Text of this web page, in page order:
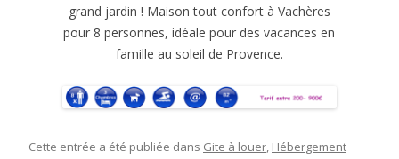
grand jardin ! Maison tout confort à Vachères
pour 8 personnes, idéale pour des vacances en
famille au soleil de Provence.
Cette entrée a été publiée dans Gite à louer, Hébergement